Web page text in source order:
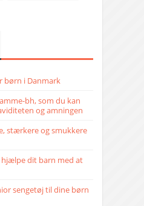
børn i Danmark
bh, som du kan
og amningen
stærkere og smukkere
dit barn med at
sengetøj til dine børn